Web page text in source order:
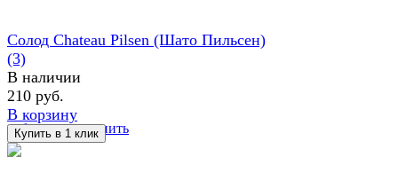
избранное сравнить
Солод Chateau Pilsen (Шато Пильсен)
(3)
В наличии
210 руб.
В корзину